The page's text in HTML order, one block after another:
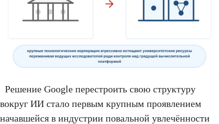
Решение Google перестроить свою структуру
вокруг ИИ стало первым крупным проявлением
начавшейся в индустрии повальной увлечённости